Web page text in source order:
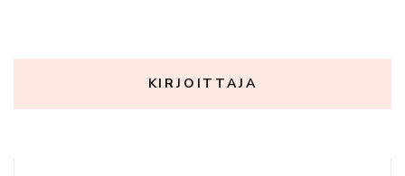
KIRJOITTAJA